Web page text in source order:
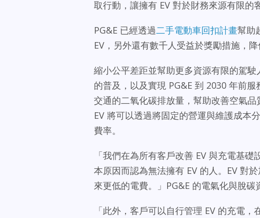
取行動，讓擁有 EV 對於財務來源有限的
PG&E 已經透過二手電動車回扣計畫幫助
EV，另外還有數千人受益於獎勵措施，
縮小公平差距並幫助更多資源有限的駕
的普及，以及實現 PG&E 到 2030 年前
交通的二氧化碳排放量，幫助改善空氣
EV 將可以透過將固定的營運與維護成本
費率。
「我們在為所有客戶改善 EV 與充電基
本原因而認為無法擁有 EV 的人。EV 對
來更低的電費。」PG&E 的電氣化與脫碳
「此外，客戶可以自行管理 EV 的充電